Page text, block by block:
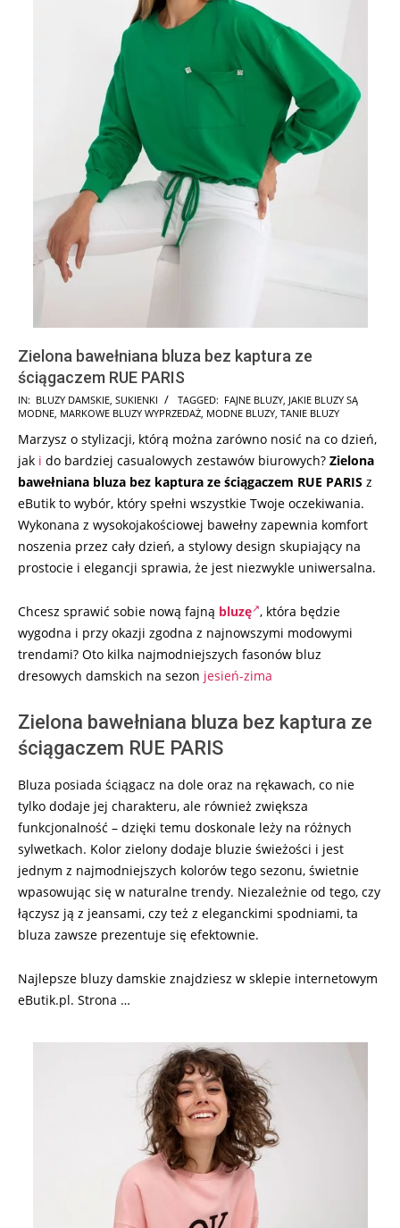
Zielona bawełniana bluza bez kaptura ze
ściągaczem RUE PARIS
2024-
08-
09
IN: BLUZY DAMSKIE, SUKIENKI TAGGED: FAJNE BLUZY, JAKIE BLUZY SĄ
MODNE, MARKOWE BLUZY WYPRZEDAŻ, MODNE BLUZY, TANIE BLUZY
Marzysz o stylizacji, którą można zarówno nosić na co dzień,
jak i do bardziej casualowych zestawów biurowych? Zielona
bawełniana bluza bez kaptura ze ściągaczem RUE PARIS z
eButik to wybór, który spełni wszystkie Twoje oczekiwania.
Wykonana z wysokojakościowej bawełny zapewnia komfort
noszenia przez cały dzień, a stylowy design skupiający na
prostocie i elegancji sprawia, że jest niezwykle uniwersalna.
Chcesz sprawić sobie nową fajną bluzę , która będzie
wygodna i przy okazji zgodna z najnowszymi modowymi
trendami? Oto kilka najmodniejszych fasonów bluz
dresowych damskich na sezon jesień-zima
Zielona bawełniana bluza bez kaptura ze
ściągaczem RUE PARIS
Bluza posiada ściągacz na dole oraz na rękawach, co nie
tylko dodaje jej charakteru, ale również zwiększa
funkcjonalność – dzięki temu doskonale leży na różnych
sylwetkach. Kolor zielony dodaje bluzie świeżości i jest
jednym z najmodniejszych kolorów tego sezonu, świetnie
wpasowując się w naturalne trendy. Niezależnie od tego, czy
łączysz ją z jeansami, czy też z eleganckimi spodniami, ta
bluza zawsze prezentuje się efektownie.
Najlepsze bluzy damskie znajdziesz w sklepie internetowym
eButik.pl. Strona …